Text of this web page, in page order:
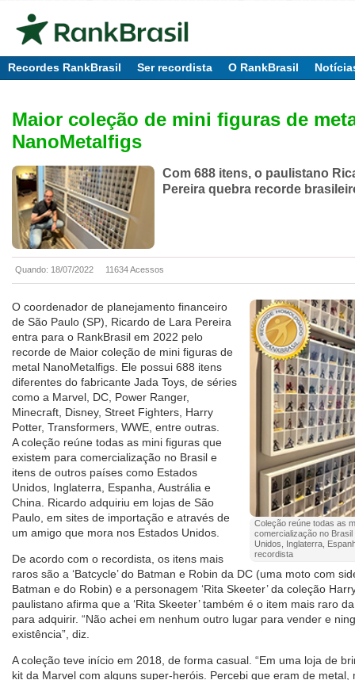
Recordes RankBrasil Ser recordista O RankBrasil
Maior coleção de mini figuras de
NanoMetalfigs
Com 688 itens, o paulistano
Pereira quebra recorde
Quando: 18/07/2022 11634 Acessos
Coleção reúne todas as
comercialização no
Unidos, Inglaterra,
recordista
O coordenador de planejamento financeiro
de São Paulo (SP), Ricardo de Lara Pereira
entra para o RankBrasil em 2022 pelo
recorde de Maior coleção de mini figuras de
metal NanoMetalfigs. Ele possui 688 itens
diferentes do fabricante Jada Toys, de séries
como a Marvel, DC, Power Ranger,
Minecraft, Disney, Street Fighters, Harry
Potter, Transformers, WWE, entre outras.
A coleção reúne todas as mini figuras que
existem para comercialização no Brasil e
itens de outros países como Estados
Unidos, Inglaterra, Espanha, Austrália e
China. Ricardo adquiriu em lojas de São
Paulo, em sites de importação e através de
um amigo que mora nos Estados Unidos.
De acordo com o recordista, os itens mais
raros são a ‘Batcycle’ do Batman e Robin da DC (uma moto com
Batman e do Robin) e a personagem ‘Rita Skeeter’ da coleção
paulistano afirma que a ‘Rita Skeeter’ também é o item mais raro
para adquirir. “Não achei em nenhum outro lugar para vender e
existência”, diz.
A coleção teve início em 2018, de forma casual. “Em uma loja de
kit da Marvel com alguns super-heróis. Percebi que eram de